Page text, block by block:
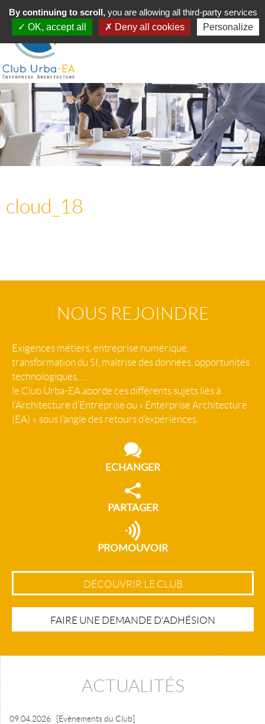
Toggle
navigation
MENU
cloud_18
NOUS REJOINDRE
Exigences métiers, entreprise numérique,
transformation du SI, maîtrise des données, opportunités
technologiques, … :
le Club Urba-EA aborde ces différents sujets liés à
l’Architecture d’Entreprise ou « Enterprise Architecture
(EA) », sous l’angle des retours d’expériences.
ECHANGER
PARTAGER
PROMOUVOIR
DÉCOUVRIR LE CLUB
FAIRE UNE DEMANDE D'ADHÉSION
ACTUALITÉS
09.04.2026 [Evènements du Club]
By continuing to scroll, you are allowing all third-party services
OK, accept all
Deny all cookies Personalize